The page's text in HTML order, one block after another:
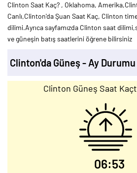
Clinton Saat Kaç? , Oklahoma,
Canlı,Clinton'da Şuan Saat Kaç, Clinton
dilimi.Ayrıca sayfamızda Clinton saat
ve güneşin batış saatlerini öğrene bilirsiniz
Clinton'da Güneş - Ay Durumu
Clinton Güneş Saat
06:53